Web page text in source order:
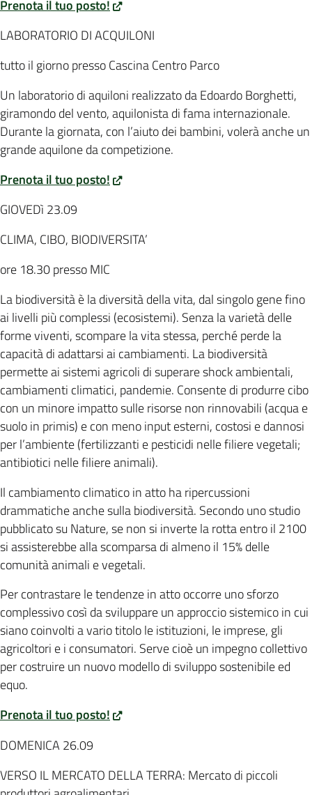
Prenota il tuo posto!
LABORATORIO DI ACQUILONI
tutto il giorno presso Cascina Centro Parco
Un laboratorio di aquiloni realizzato da Edoardo Borghetti,
giramondo del vento, aquilonista di fama internazionale.
Durante la giornata, con l’aiuto dei bambini, volerà anche un
grande aquilone da competizione.
Prenota il tuo posto!
GIOVEDì 23.09
CLIMA, CIBO, BIODIVERSITA’
ore 18.30 presso MIC
La biodiversità è la diversità della vita, dal singolo gene fino
ai livelli più complessi (ecosistemi). Senza la varietà delle
forme viventi, scompare la vita stessa, perché perde la
capacità di adattarsi ai cambiamenti. La biodiversità
permette ai sistemi agricoli di superare shock ambientali,
cambiamenti climatici, pandemie. Consente di produrre cibo
con un minore impatto sulle risorse non rinnovabili (acqua e
suolo in primis) e con meno input esterni, costosi e dannosi
per l’ambiente (fertilizzanti e pesticidi nelle filiere vegetali;
antibiotici nelle filiere animali).
Il cambiamento climatico in atto ha ripercussioni
drammatiche anche sulla biodiversità. Secondo uno studio
pubblicato su Nature, se non si inverte la rotta entro il 2100
si assisterebbe alla scomparsa di almeno il 15% delle
comunità animali e vegetali.
Per contrastare le tendenze in atto occorre uno sforzo
complessivo così da sviluppare un approccio sistemico in cui
siano coinvolti a vario titolo le istituzioni, le imprese, gli
agricoltori e i consumatori. Serve cioè un impegno collettivo
per costruire un nuovo modello di sviluppo sostenibile ed
equo.
Prenota il tuo posto!
DOMENICA 26.09
VERSO IL MERCATO DELLA TERRA: Mercato di piccoli